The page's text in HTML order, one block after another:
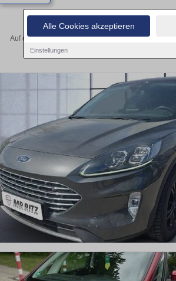
Alle Cookies akzeptieren
Einstellungen
Ihr perfektes Autoangebot
Auf der Suche nach einem Gebrauchtwagen in
Inserieren Sie Ihr Auto